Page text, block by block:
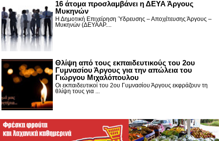
16 άτομα προσλαμβάνει η ΔΕΥΑ Άργους
Μυκηνών
Η Δημοτική Επιχείρηση Ύδρευσης – Αποχέτευσης Άργους –
Μυκηνών (ΔΕΥΑΑΡ....
Θλίψη από τους εκπαιδευτικούς του 2ου
Γυμνασίου Άργους για την απώλεια του
Γιώργου Μιχαλόπουλου
Οι εκπαιδευτικοί του 2ου Γυμνασίου Άργους εκφράζουν τη
θλίψη τους για ...